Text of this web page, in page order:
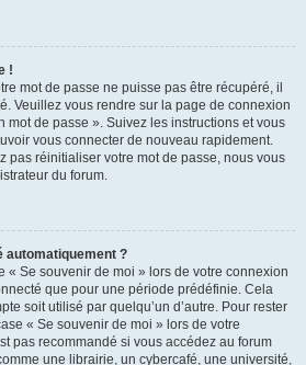
!
mot de passe ne puisse pas être récupéré, il
Veuillez vous rendre sur la page de connexion
mot de passe ». Suivez les instructions et vous
vous connecter de nouveau rapidement.
pas réinitialiser votre mot de passe, nous vous
du forum.
automatiquement ?
« Se souvenir de moi » lors de votre connexion
que pour une période prédéfinie. Cela
soit utilisé par quelqu’un d’autre. Pour rester
« Se souvenir de moi » lors de votre
pas recommandé si vous accédez au forum
une librairie, un cybercafé, une université,